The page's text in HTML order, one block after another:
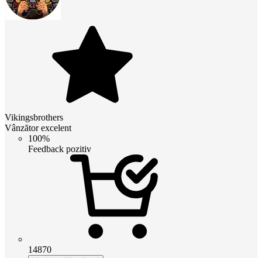
Vikingsbrothers
Vânzător excelent
100%
Feedback pozitiv
14870